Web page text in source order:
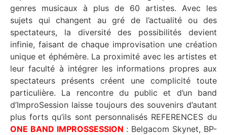
genres musicaux à plus de 60 artistes. Avec les
sujets qui changent au gré de l’actualité ou des
spectateurs, la diversité des possibilités devient
infinie, faisant de chaque improvisation une création
unique et éphémère. La proximité avec les artistes et
leur faculté à intégrer les informations propres aux
spectateurs présents créent une complicité toute
particulière. La rencontre du public et d’un band
d’ImproSession laisse toujours des souvenirs d’autant
plus forts qu’ils sont personnalisés REFERENCES du
ONE BAND IMPROSSESSION : Belgacom Skynet, BP-